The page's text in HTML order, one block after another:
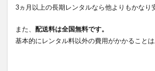
3ヵ月以上の長期レンタルなら他よりもかなり
また、 配送料は全国無料です。
基本的にレンタル料以外の費用がかかることは